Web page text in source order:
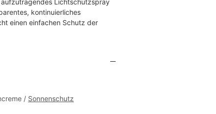
Lichtschutzspray
kontinuierliches
einen einfachen Schutz der
/ Sonnenschutz